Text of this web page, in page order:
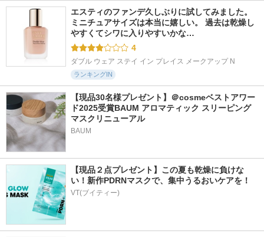
エスティのファンデ久しぶりに試してみました。
ミニチュアサイズは本当に嬉しい。 過去は乾燥し
やすくてシワに入りやすいかな…
4
ダブル ウェア ステイ イン プレイス メークアップ N
ランキングIN
【現品30名様プレゼント】＠cosmeベストアワー
ド2025受賞BAUM アロマティック スリーピング
マスクリニューアル
BAUM
【現品２点プレゼント】この夏も乾燥に負けな
い！新作PDRNマスクで、集中うるおいケアを！
VT(ブイティー)